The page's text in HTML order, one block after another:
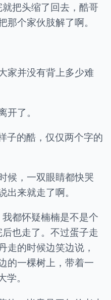
把头缩了回去，酷哥
那个家伙肢解了啊。
家并没有背上多少难
开了。
子的酷，仅仅两个字的
候，一双眼睛都快哭
出来就走了啊。
都怀疑楠楠是不是个
也走了。不过蛋子走
走的时候边笑边说，
的一棵树上，带着一
。